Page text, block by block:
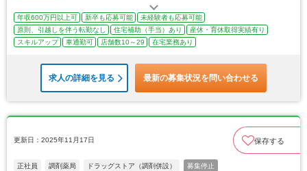
年収600万円以上可 新卒も応募可能
未経験者も応募可能
原則、引越しを伴う転勤なし
住宅補助（手当）あり
産休・育休取得実績有り
スキルアップ
車通勤可 店舗数10～29 在宅業務あり
求人の詳細を見る 最新の募集状況を問い合わせる
更新日：2025年11月17日 保存する
正社員 調剤薬局 ドラッグストア（調剤併設） 募集停止